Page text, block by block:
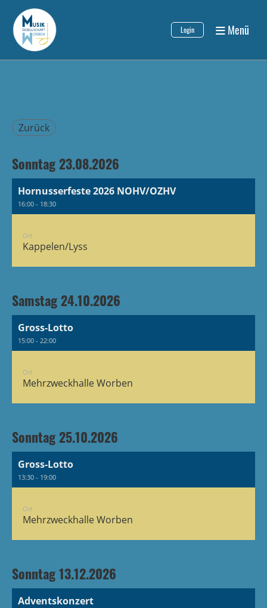
Login Menü
Zurück
Sonntag 23.08.2026
Hornusserfeste 2026 NOHV/OZHV
16:00 - 18:30
Ort
Kappelen/Lyss
Samstag 24.10.2026
Gross-Lotto
15:00 - 22:00
Ort
Mehrzweckhalle Worben
Sonntag 25.10.2026
Gross-Lotto
13:30 - 19:00
Ort
Mehrzweckhalle Worben
Sonntag 13.12.2026
Adventskonzert